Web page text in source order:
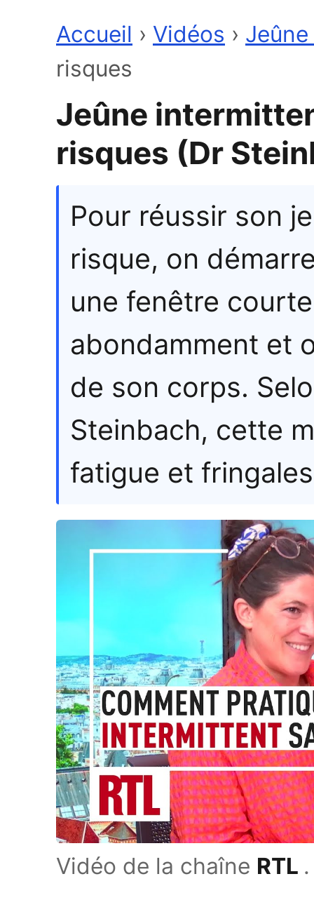
Accueil › Vidéos ›
risques
Jeûne
risques (Dr
Pour réussir son
risque, on
une fenêtre
abondamment et
de son corps.
Steinbach, cette
fatigue et
Vidéo de la chaîne RTL .